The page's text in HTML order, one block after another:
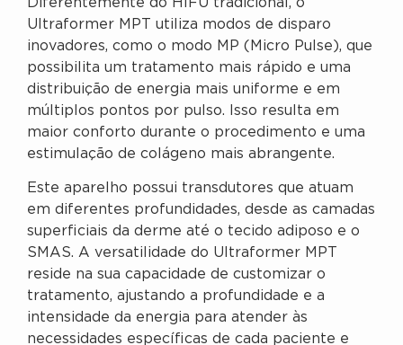
Diferentemente do HIFU tradicional, o
Ultraformer MPT utiliza modos de disparo
inovadores, como o modo MP (Micro Pulse), que
possibilita um tratamento mais rápido e uma
distribuição de energia mais uniforme e em
múltiplos pontos por pulso. Isso resulta em
maior conforto durante o procedimento e uma
estimulação de colágeno mais abrangente.
Este aparelho possui transdutores que atuam
em diferentes profundidades, desde as camadas
superficiais da derme até o tecido adiposo e o
SMAS. A versatilidade do Ultraformer MPT
reside na sua capacidade de customizar o
tratamento, ajustando a profundidade e a
intensidade da energia para atender às
necessidades específicas de cada paciente e